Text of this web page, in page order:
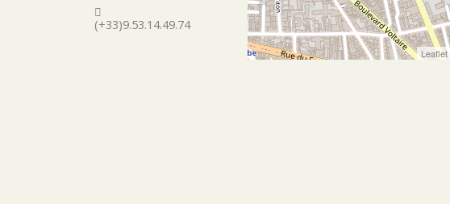
(+33)9.53.14.49.74
Leaflet